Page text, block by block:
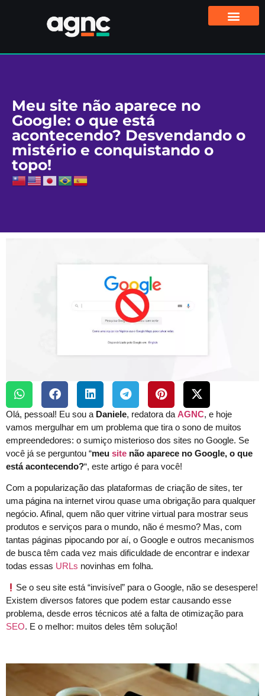
Meu site não aparece no
Google: o que está
acontecendo? Desvendando o
mistério e conquistando o
topo!
Olá, pessoal! Eu sou a Daniele, redatora da AGNC, e hoje
vamos mergulhar em um problema que tira o sono de muitos
empreendedores: o sumiço misterioso dos sites no Google. Se
você já se perguntou “meu site não aparece no Google, o que
está acontecendo?“, este artigo é para você!
Com a popularização das plataformas de criação de sites, ter
uma página na internet virou quase uma obrigação para qualquer
negócio. Afinal, quem não quer vitrine virtual para mostrar seus
produtos e serviços para o mundo, não é mesmo? Mas, com
tantas páginas pipocando por aí, o Google e outros mecanismos
de busca têm cada vez mais dificuldade de encontrar e indexar
todas essas URLs novinhas em folha.
Se o seu site está “invisível” para o Google, não se desespere!
Existem diversos fatores que podem estar causando esse
problema, desde erros técnicos até a falta de otimização para
SEO. E o melhor: muitos deles têm solução!